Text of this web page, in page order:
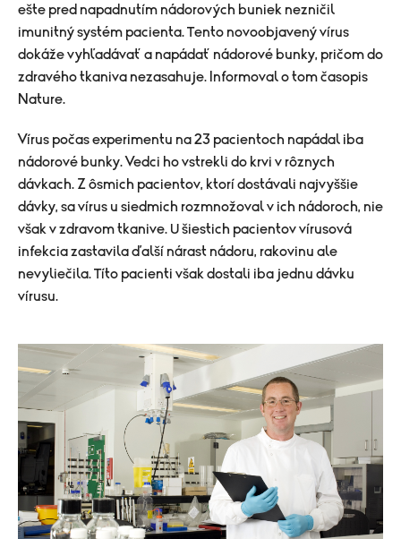
ešte pred napadnutím nádorových buniek nezničil
imunitný systém pacienta. Tento novoobjavený vírus
dokáže vyhľadávať a napádať nádorové bunky, pričom do
zdravého tkaniva nezasahuje. Informoval o tom časopis
Nature.
Vírus počas experimentu na 23 pacientoch napádal iba
nádorové bunky. Vedci ho vstrekli do krvi v rôznych
dávkach. Z ôsmich pacientov, ktorí dostávali najvyššie
dávky, sa vírus u siedmich rozmnožoval v ich nádoroch, nie
však v zdravom tkanive. U šiestich pacientov vírusová
infekcia zastavila ďalší nárast nádoru, rakovinu ale
nevyliečila. Títo pacienti však dostali iba jednu dávku
vírusu.